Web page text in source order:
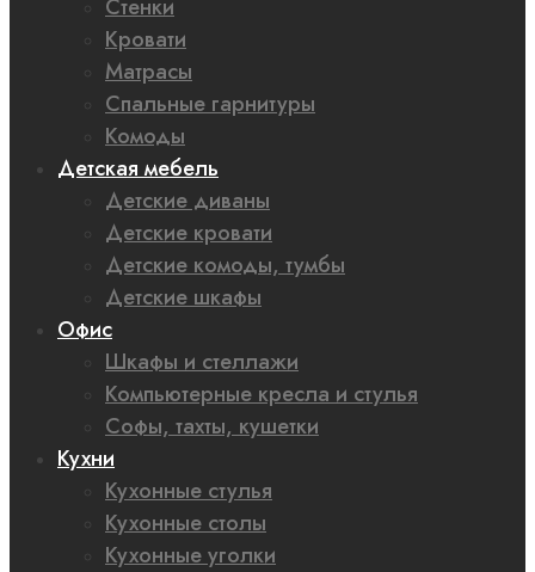
Стенки
Кровати
Матрасы
Спальные гарнитуры
Комоды
Детская мебель
Детские диваны
Детские кровати
Детские комоды, тумбы
Детские шкафы
Офис
Шкафы и стеллажи
Компьютерные кресла и стулья
Софы, тахты, кушетки
Кухни
Кухонные стулья
Кухонные столы
Кухонные уголки